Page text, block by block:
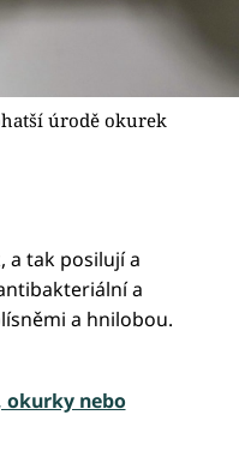
úrodě okurek
a tak posilují a
a
a hnilobou.
okurky nebo